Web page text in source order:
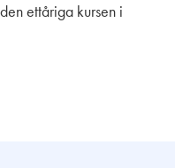
ettåriga kursen i